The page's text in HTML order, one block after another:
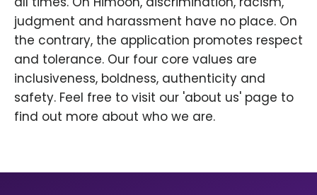
judgment and harassment have no place. On
the contrary, the application promotes respect
and tolerance. Our four core values are
inclusiveness, boldness, authenticity and
safety. Feel free to visit our 'about us' page to
find out more about who we are.